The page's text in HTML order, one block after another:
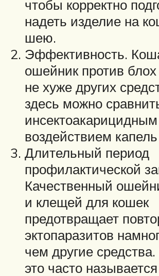
чтобы корректно
надеть изделие на
шею.
Эффективность.
ошейник против блох
не хуже других
здесь можно
инсектоакарицидным
воздействием
Длительный период
профилактической
Качественный
и клещей для кошек
предотвращает
эктопаразитов
чем другие
это часто